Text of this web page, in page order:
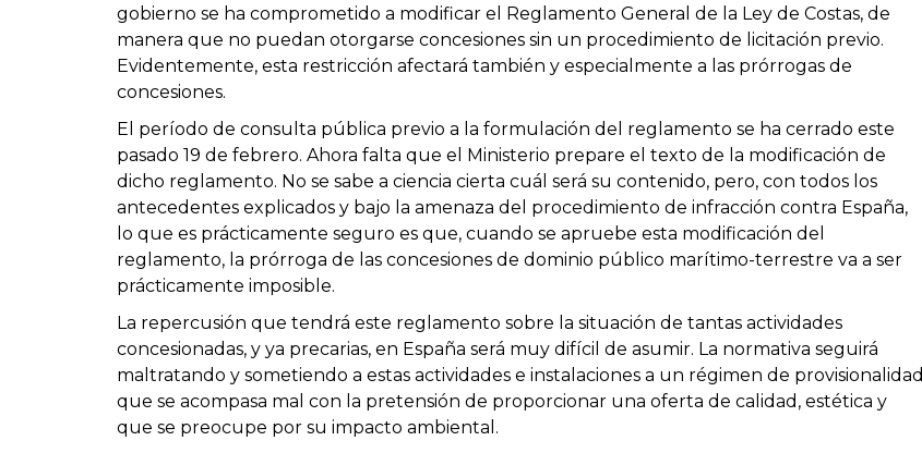
gobierno se ha comprometido a modificar el Reglamento General de la Ley de Costas, de
manera que no puedan otorgarse concesiones sin un procedimiento de licitación previo.
Evidentemente, esta restricción afectará también y especialmente a las prórrogas de
concesiones.
El período de consulta pública previo a la formulación del reglamento se ha cerrado este
pasado 19 de febrero. Ahora falta que el Ministerio prepare el texto de la modificación de
dicho reglamento. No se sabe a ciencia cierta cuál será su contenido, pero, con todos los
antecedentes explicados y bajo la amenaza del procedimiento de infracción contra España,
lo que es prácticamente seguro es que, cuando se apruebe esta modificación del
reglamento, la prórroga de las concesiones de dominio público marítimo-terrestre va a ser
prácticamente imposible.
La repercusión que tendrá este reglamento sobre la situación de tantas actividades
concesionadas, y ya precarias, en España será muy difícil de asumir. La normativa seguirá
maltratando y sometiendo a estas actividades e instalaciones a un régimen de provisionalidad
que se acompasa mal con la pretensión de proporcionar una oferta de calidad, estética y
que se preocupe por su impacto ambiental.